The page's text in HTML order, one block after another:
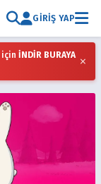
GIRIŞ YAP
için İNDİR BURAYA ×